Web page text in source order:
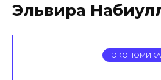
Эльвира
ЭКОНОМИКА